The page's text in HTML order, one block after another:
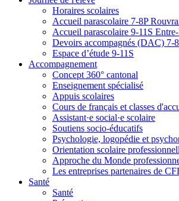
Horaires scolaires
Accueil parascolaire 7-8P
Accueil parascolaire 9-11S
Devoirs accompagnés (DAC) 7-
Espace d’étude 9-11S
Accompagnement
Concept 360° cantonal
Enseignement spécialisé
Appuis scolaires
Cours de français et classes
Assistant·e social·e scolaire
Soutiens socio-éducatifs
Psychologie, logopédie et
Orientation scolaire
Approche du Monde
Les entreprises partenaires de
Santé
Santé